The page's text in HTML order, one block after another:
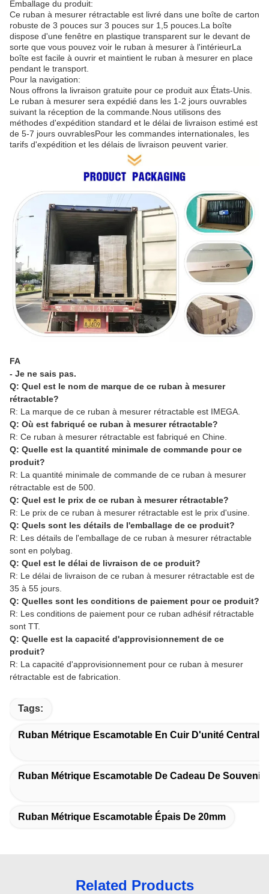
Emballage du produit:
Ce ruban à mesurer rétractable est livré dans une boîte de carton
robuste de 3 pouces sur 3 pouces sur 1,5 pouces.La boîte
dispose d'une fenêtre en plastique transparent sur le devant de
sorte que vous pouvez voir le ruban à mesurer à l'intérieurLa
boîte est facile à ouvrir et maintient le ruban à mesurer en place
pendant le transport.
Pour la navigation:
Nous offrons la livraison gratuite pour ce produit aux États-Unis.
Le ruban à mesurer sera expédié dans les 1-2 jours ouvrables
suivant la réception de la commande.Nous utilisons des
méthodes d'expédition standard et le délai de livraison estimé est
de 5-7 jours ouvrablesPour les commandes internationales, les
tarifs d'expédition et les délais de livraison peuvent varier.
FA
- Je ne sais pas.
Q: Quel est le nom de marque de ce ruban à mesurer
rétractable?
R: La marque de ce ruban à mesurer rétractable est IMEGA.
Q: Où est fabriqué ce ruban à mesurer rétractable?
R: Ce ruban à mesurer rétractable est fabriqué en Chine.
Q: Quelle est la quantité minimale de commande pour ce
produit?
R: La quantité minimale de commande de ce ruban à mesurer
rétractable est de 500.
Q: Quel est le prix de ce ruban à mesurer rétractable?
R: Le prix de ce ruban à mesurer rétractable est le prix d'usine.
Q: Quels sont les détails de l'emballage de ce produit?
R: Les détails de l'emballage de ce ruban à mesurer rétractable
sont en polybag.
Q: Quel est le délai de livraison de ce produit?
R: Le délai de livraison de ce ruban à mesurer rétractable est de
35 à 55 jours.
Q: Quelles sont les conditions de paiement pour ce produit?
R: Les conditions de paiement pour ce ruban adhésif rétractable
sont TT.
Q: Quelle est la capacité d'approvisionnement de ce
produit?
R: La capacité d'approvisionnement pour ce ruban à mesurer
rétractable est de fabrication.
Tags:
Ruban Métrique Escamotable En Cuir D'unité Centrale
Ruban Métrique Escamotable De Cadeau De Souvenir
Ruban Métrique Escamotable Épais De 20mm
Related Products